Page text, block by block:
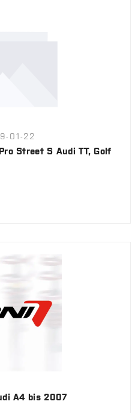
01-22
Street S Audi TT, Golf
A4 bis 2007